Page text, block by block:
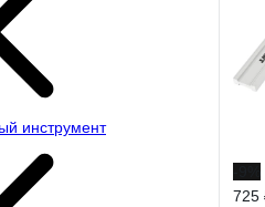
инструмент
725